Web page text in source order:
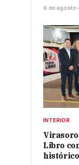
6 de agosto
INTERIOR
Virasoro
Libro
histórico